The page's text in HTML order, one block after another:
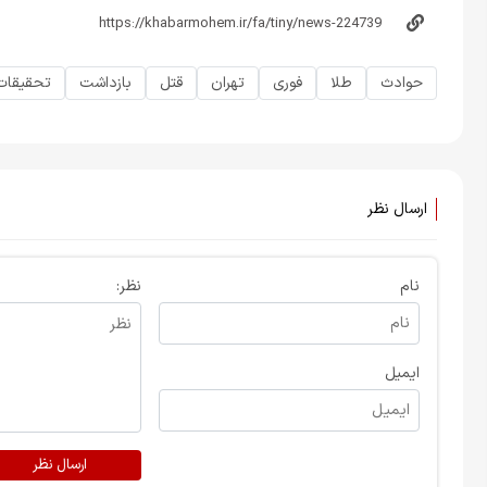
حوادث طلا فوری تهران قتل بازداشت
ارسال نظر
نام
ایمیل
نظر:
ارسال نظر